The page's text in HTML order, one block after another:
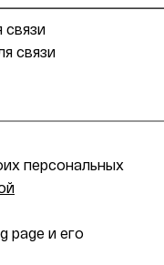
связи
связи
персональных
page и его